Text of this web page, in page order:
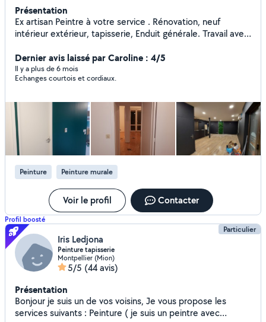
Présentation
Ex artisan Peintre à votre service . Rénovation, neuf
intérieur extérieur, tapisserie, Enduit générale. Travail avec
pause cuisine. peinture professionnelle type seigneurie,
unikalo, tollens etc..tarif très attractifs. Je reste joignable à
toute heure.
Dernier avis laissé par Caroline : 4/5
Il y a plus de 6 mois
Echanges courtois et cordiaux.
Peinture Peinture murale
Voir le profil Contacter
Profil boosté
Particulier
Iris Ledjona
Peinture tapisserie
Montpellier (Mion)
5/5 (44 avis)
Présentation
Bonjour je suis un de vos voisins, Je vous propose les
services suivants : Peinture ( je suis un peintre avec